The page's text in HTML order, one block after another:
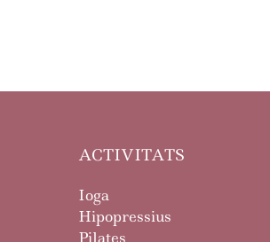
ACTIVITATS
Ioga
Hipopressius
Pilates